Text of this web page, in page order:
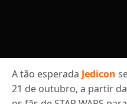
A tão esperada Jedicon
21 de outubro, a partir